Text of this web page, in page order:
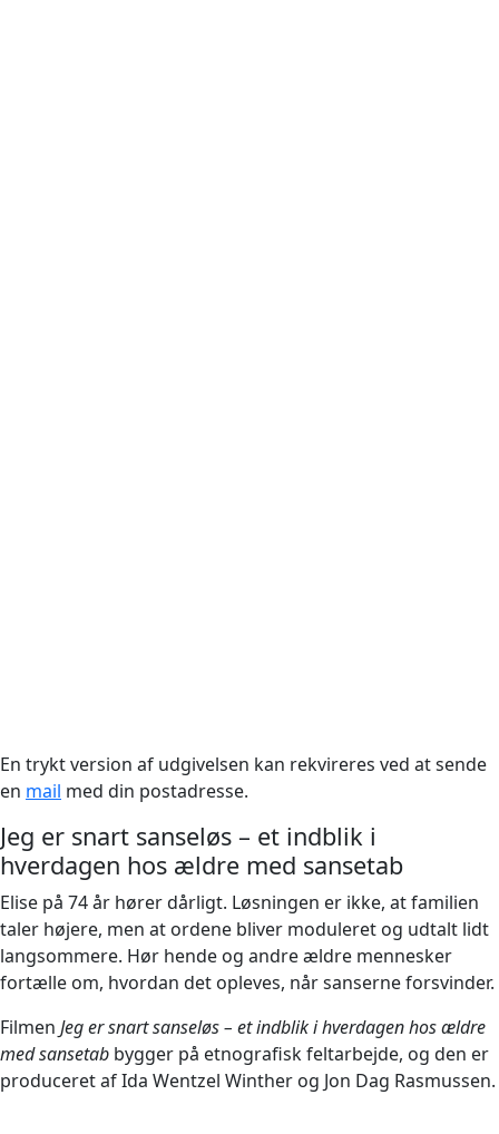
En trykt version af udgivelsen kan rekvireres ved at sende
en mail med din postadresse.
Jeg er snart sanseløs – et indblik i
hverdagen hos ældre med sansetab
Elise på 74 år hører dårligt. Løsningen er ikke, at familien
taler højere, men at ordene bliver moduleret og udtalt lidt
langsommere. Hør hende og andre ældre mennesker
fortælle om, hvordan det opleves, når sanserne forsvinder.
Filmen Jeg er snart sanseløs – et indblik i hverdagen hos ældre
med sansetab bygger på etnografisk feltarbejde, og den er
produceret af Ida Wentzel Winther og Jon Dag Rasmussen.